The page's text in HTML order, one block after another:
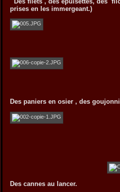
prises en les immergeant.)
Des paniers en osier
Des